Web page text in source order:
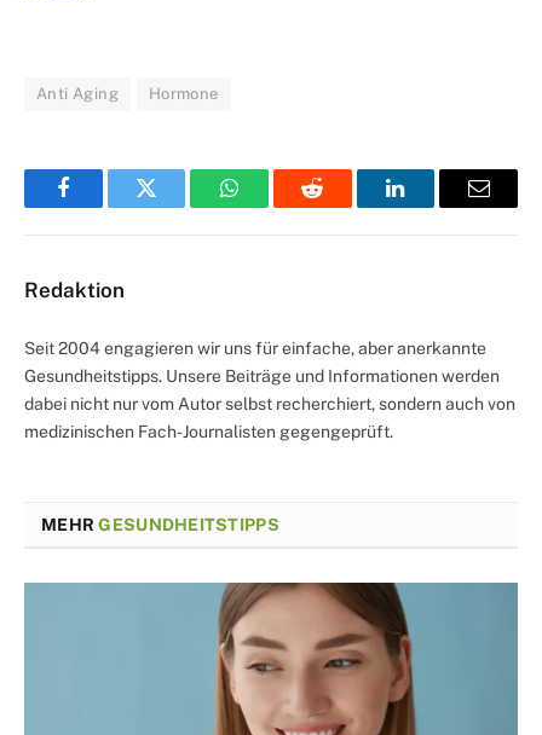
Anti Aging Hormone
FacebookTwitter WhatsAppReddit LinkedInEmail
Redaktion
Seit 2004 engagieren wir uns für einfache, aber anerkannte
Gesundheitstipps. Unsere Beiträge und Informationen werden
dabei nicht nur vom Autor selbst recherchiert, sondern auch von
medizinischen Fach-Journalisten gegengeprüft.
MEHRGESUNDHEITSTIPPS